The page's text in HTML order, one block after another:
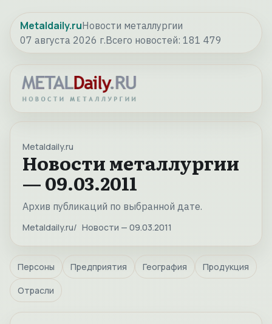
Metaldaily.ruНовости металлургии
07 августа 2026 г.Всего новостей: 181 479
Metaldaily.ru
Новости металлургии
— 09.03.2011
Архив публикаций по выбранной дате.
Metaldaily.ru Новости — 09.03.2011
Персоны Предприятия География Продукция
Отрасли